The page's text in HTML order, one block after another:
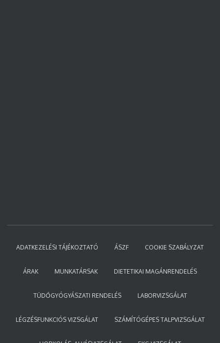
ADATKEZELÉSI TÁJÉKOZTATÓ ÁSZF COOKIE SZABÁLYZAT
ÁRAK MUNKATÁRSAK DIETETIKAI MAGÁNRENDELÉS
TÜDŐGYÓGYÁSZATI RENDELÉS LABORVIZSGÁLAT
LÉGZÉSFUNKCIÓS VIZSGÁLAT SZÁMÍTÓGÉPES TALPVIZSGÁLAT